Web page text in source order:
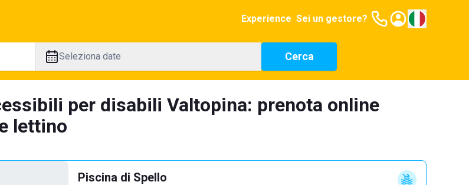
Experience Sei un gestore?
Seleziona date Cerca
per disabili Valtopina: prenota online
lettino
Piscina di Spello